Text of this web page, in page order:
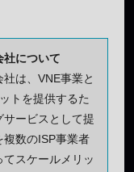
社について
は、VNE事業と
トを提供するた
ービスとして提
数のISP事業者
スケールメリッ